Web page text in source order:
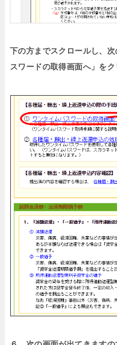
下の方までスクロールし、
スワードの取得画面へ」をク